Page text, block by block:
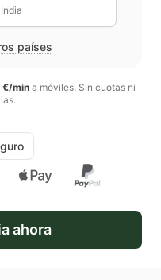
India
países
€/mina móviles. Sin cuotas ni
ahora